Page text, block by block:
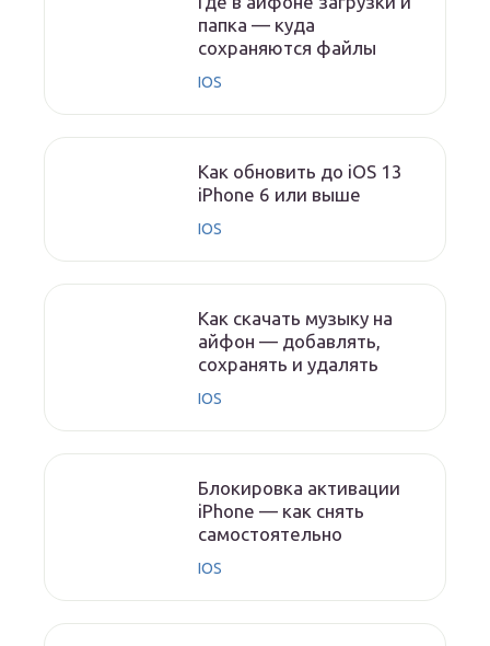
папка — куда
сохраняются файлы
IOS
Как обновить до iOS 13
iPhone 6 или выше
IOS
Как скачать музыку на
айфон — добавлять,
сохранять и удалять
IOS
Блокировка активации
iPhone — как снять
самостоятельно
IOS